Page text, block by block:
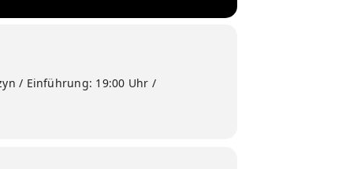
/ Einführung: 19:00 Uhr /